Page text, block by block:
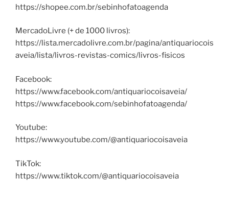
https://shopee.com.br/sebinhofatoagenda
MercadoLivre (+ de 1000 livros):
https://lista.mercadolivre.com.br/pagina/antiquariocois
aveia/lista/livros-revistas-comics/livros-fisicos
Facebook:
https://www.facebook.com/antiquariocoisaveia/
https://www.facebook.com/sebinhofatoagenda/
Youtube:
https://www.youtube.com/@antiquariocoisaveia
TikTok:
https://www.tiktok.com/@antiquariocoisaveia